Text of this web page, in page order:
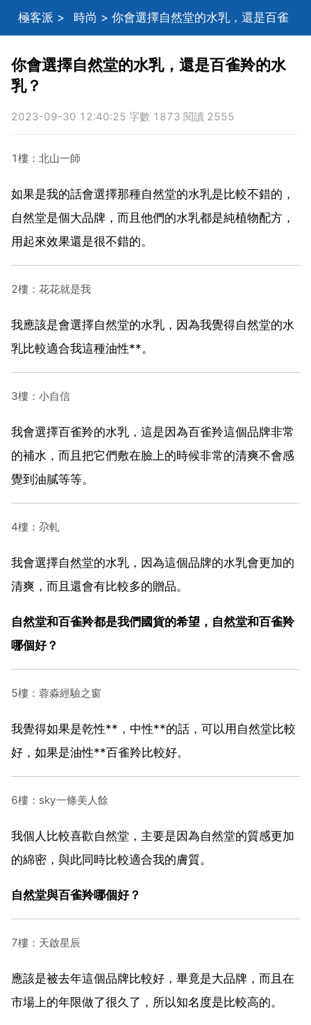
極客派 > 時尚 > 你會選擇自然堂的水乳，還是百雀
你會選擇自然堂的水乳，還是百雀羚的水
乳？
2023-09-30 12:40:25 字數 1873 閱讀 2555
1樓：北山一師
如果是我的話會選擇那種自然堂的水乳是比較不錯的，
自然堂是個大品牌，而且他們的水乳都是純植物配方，
用起來效果還是很不錯的。
2樓：花花就是我
我應該是會選擇自然堂的水乳，因為我覺得自然堂的水
乳比較適合我這種油性**。
3樓：小自信
我會選擇百雀羚的水乳，這是因為百雀羚這個品牌非常
的補水，而且把它們敷在臉上的時候非常的清爽不會感
覺到油膩等等。
4樓：尕軋
我會選擇自然堂的水乳，因為這個品牌的水乳會更加的
清爽，而且還會有比較多的贈品。
自然堂和百雀羚都是我們國貨的希望，自然堂和百雀羚
哪個好？
5樓：蓉淼經驗之窗
我覺得如果是乾性**，中性**的話，可以用自然堂比較
好，如果是油性**百雀羚比較好。
6樓：sky一條美人餘
我個人比較喜歡自然堂，主要是因為自然堂的質感更加
的綿密，與此同時比較適合我的膚質。
自然堂與百雀羚哪個好？
7樓：天啟星辰
應該是被去年這個品牌比較好，畢竟是大品牌，而且在
市場上的年限做了很久了，所以知名度是比較高的。